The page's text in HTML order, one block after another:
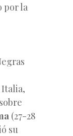
por la
(27-28
su